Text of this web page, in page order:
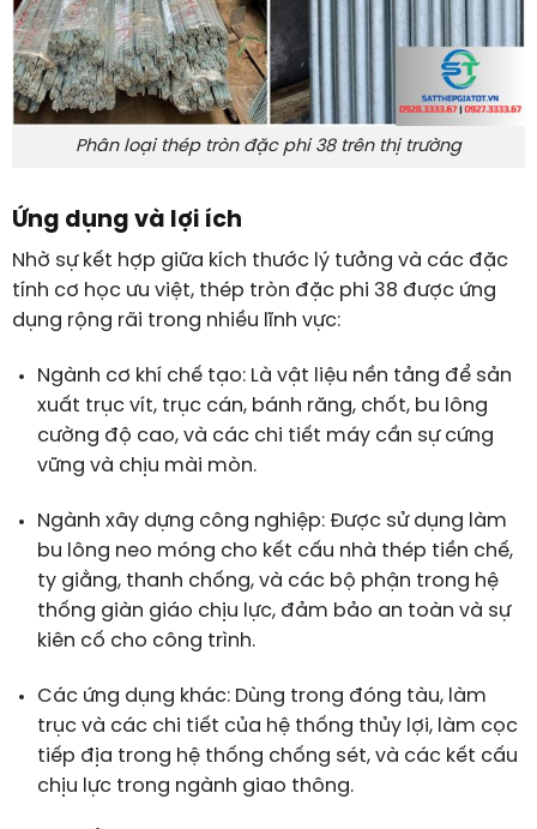
Phân loại thép tròn đặc phi 38 trên thị trường
Ứng dụng và lợi ích
Nhờ sự kết hợp giữa kích thước lý tưởng và các đặc
tính cơ học ưu việt, thép tròn đặc phi 38 được ứng
dụng rộng rãi trong nhiều lĩnh vực:
Ngành cơ khí chế tạo:Là vật liệu nền tảng để sản
xuất trục vít, trục cán, bánh răng, chốt, bu lông
cường độ cao, và các chi tiết máy cần sự cứng
vững và chịu mài mòn.
Ngành xây dựng công nghiệp:Được sử dụng làm
bu lông neo móng cho kết cấu nhà thép tiền chế,
ty giằng, thanh chống, và các bộ phận trong hệ
thống giàn giáo chịu lực, đảm bảo an toàn và sự
kiên cố cho công trình.
Các ứng dụng khác:Dùng trong đóng tàu, làm
trục và các chi tiết của hệ thống thủy lợi, làm cọc
tiếp địa trong hệ thống chống sét, và các kết cấu
chịu lực trong ngành giao thông.